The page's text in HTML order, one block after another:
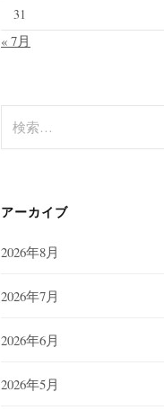
31
« 7月
索:
アーカイブ
2026年8月
2026年7月
2026年6月
2026年5月